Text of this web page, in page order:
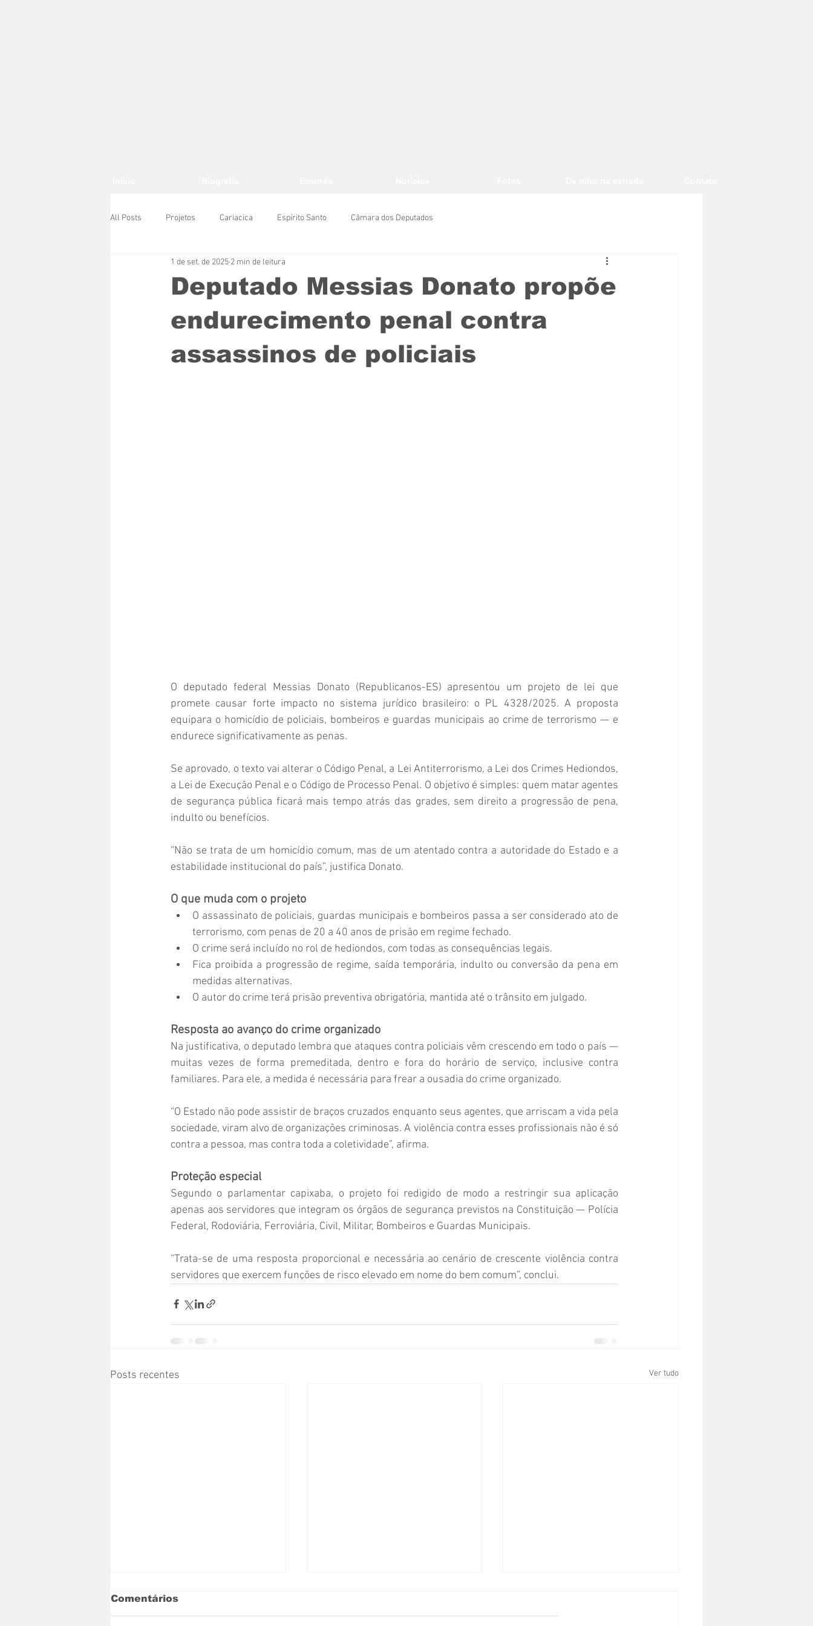
All Posts Projetos Cariacica Espírito Santo Câmara dos Deputados
Deputado Messias Donato propõe
endurecimento penal contra
assassinos de policiais
1 de set. de 2025 2 min de leitura
O deputado federal Messias Donato (Republicanos-ES) apresentou um projeto de lei que
promete causar forte impacto no sistema jurídico brasileiro: o PL 4328/2025. A proposta
equipara o homicídio de policiais, bombeiros e guardas municipais ao crime de terrorismo — e
endurece significativamente as penas.
Se aprovado, o texto vai alterar o Código Penal, a Lei Antiterrorismo, a Lei dos Crimes Hediondos,
a Lei de Execução Penal e o Código de Processo Penal. O objetivo é simples: quem matar agentes
de segurança pública ficará mais tempo atrás das grades, sem direito a progressão de pena,
indulto ou benefícios.
“Não se trata de um homicídio comum, mas de um atentado contra a autoridade do Estado e a
estabilidade institucional do país”, justifica Donato.
O que muda com o projeto
O assassinato de policiais, guardas municipais e bombeiros passa a ser considerado ato de
terrorismo, com penas de 20 a 40 anos de prisão em regime fechado.
O crime será incluído no rol de hediondos, com todas as consequências legais.
Fica proibida a progressão de regime, saída temporária, indulto ou conversão da pena em
medidas alternativas.
O autor do crime terá prisão preventiva obrigatória, mantida até o trânsito em julgado.
Resposta ao avanço do crime organizado
Na justificativa, o deputado lembra que ataques contra policiais vêm crescendo em todo o país —
muitas vezes de forma premeditada, dentro e fora do horário de serviço, inclusive contra
familiares. Para ele, a medida é necessária para frear a ousadia do crime organizado.
“O Estado não pode assistir de braços cruzados enquanto seus agentes, que arriscam a vida pela
sociedade, viram alvo de organizações criminosas. A violência contra esses profissionais não é só
contra a pessoa, mas contra toda a coletividade”, afirma.
Proteção especial
Segundo o parlamentar capixaba, o projeto foi redigido de modo a restringir sua aplicação
apenas aos servidores que integram os órgãos de segurança previstos na Constituição — Polícia
Federal, Rodoviária, Ferroviária, Civil, Militar, Bombeiros e Guardas Municipais.
“Trata-se de uma resposta proporcional e necessária ao cenário de crescente violência contra
servidores que exercem funções de risco elevado em nome do bem comum”, conclui.
Posts recentes Ver tudo
Comentários